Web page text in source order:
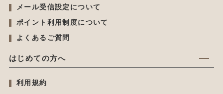
メール受信設定について
ポイント利用制度について
よくあるご質問
はじめての方へ
利用規約